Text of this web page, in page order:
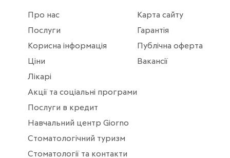
Про нас
Послуги
Корисна інформація
Ціни
Лікарі
Акції та соціальні програми
Послуги в кредит
Навчальний центр Giorno
Стоматологічний туризм
Стоматології та контакти
Карта сайту
Гарантія
Публічна оферта
Вакансії